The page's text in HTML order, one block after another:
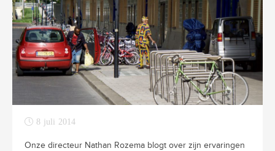
8 juli 2014
Onze directeur Nathan Rozema blogt over zijn ervaringen